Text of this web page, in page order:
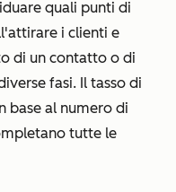
quali punti di
i clienti e
di un contatto o di
fasi. Il tasso di
base al numero di
tutte le